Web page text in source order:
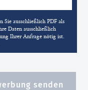
ausschließlich PDF als
Daten ausschließlich
Ihrer Anfrage nötig ist.
senden